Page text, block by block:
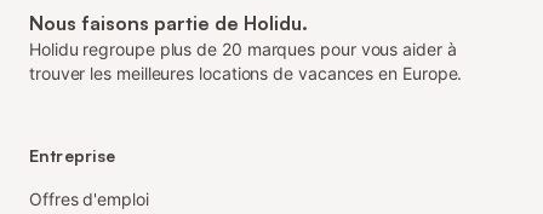
Nous faisons partie de Holidu.
Holidu regroupe plus de 20 marques pour vous aider à
trouver les meilleures locations de vacances en Europe.
Entreprise
Offres d'emploi